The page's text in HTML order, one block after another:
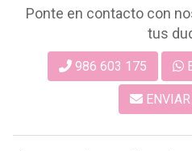
Ponte en contacto con
tus
986 603 175